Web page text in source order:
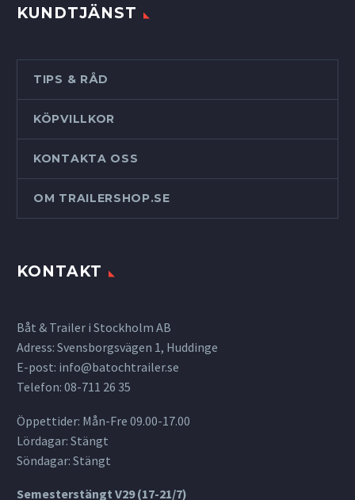
KUNDTJÄNST
TIPS & RÅD
KÖPVILLKOR
KONTAKTA OSS
OM TRAILERSHOP.SE
KONTAKT
Båt & Trailer i Stockholm AB
Adress: Svensborgsvägen 1, Huddinge
E-post: info@batochtrailer.se
Telefon: 08-711 26 35
Öppettider: Mån-Fre 09.00-17.00
Lördagar: Stängt
Söndagar: Stängt
Semesterstängt V29 (17-21/7)